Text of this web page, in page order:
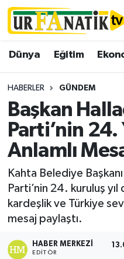
Dünya Eğitim
HABERLER GÜNDEM
Başkan
Parti’nin
Anlamlı
Kahta Belediye
Parti’nin 24. kuruluş
kardeşlik ve Türkiye
mesaj paylaştı.
HABER MERKEZI
EDITÖR
Trafik Durumu
Süper Lig Puan
Tüm Manşetler
Son Dakika
Haber Arşivi